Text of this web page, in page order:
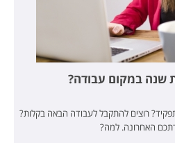
שנה במקום עבודה?
רוצים להתקבל לעבודה הבאה בקלות?
האחרונה. למה?